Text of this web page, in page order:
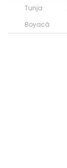
Tunja
Boyacá